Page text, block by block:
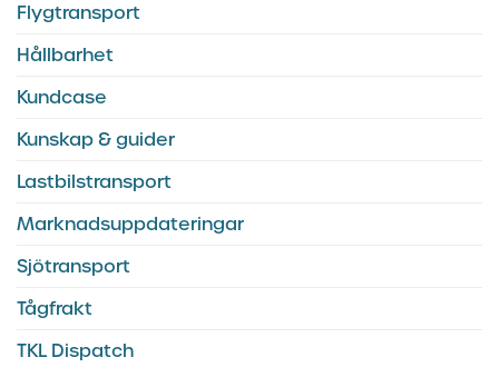
Flygtransport
Hållbarhet
Kundcase
Kunskap & guider
Lastbilstransport
Marknadsuppdateringar
Sjötransport
Tågfrakt
TKL Dispatch